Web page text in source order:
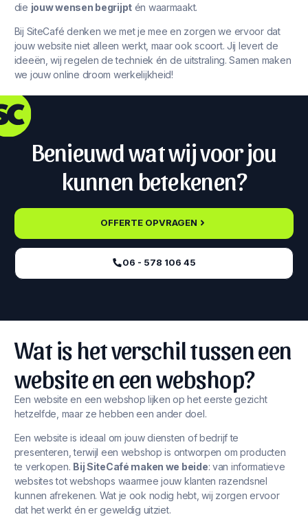
die jouw wensen begrijpt én waarmaakt.
Bij SiteCafé denken we met je mee en zorgen we ervoor dat
jouw website niet alleen werkt, maar ook scoort. Jij levert de
ideeën, wij regelen de techniek én de uitstraling. Samen maken
we jouw online droom werkelijkheid!
Benieuwd wat wij voor jou
kunnen betekenen?
OFFERTE OPVRAGEN
06 - 578 106 45‬
Wat is het verschil tussen een
website en een webshop?
Een website en een webshop lijken op het eerste gezicht
hetzelfde, maar ze hebben een ander doel.
Een website is ideaal om jouw diensten of bedrijf te
presenteren, terwijl een webshop is ontworpen om producten
te verkopen. Bij SiteCafé maken we beide: van informatieve
websites tot webshops waarmee jouw klanten razendsnel
kunnen afrekenen. Wat je ook nodig hebt, wij zorgen ervoor
dat het werkt én er geweldig uitziet.